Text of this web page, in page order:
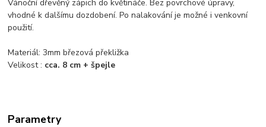
Vánoční dřevěný zápich do květináče. Bez povrchové úpravy,
vhodné k dalšímu dozdobení. Po nalakování je možné i venkovní
použití.
Materiál: 3mm březová překližka
Velikost : cca. 8 cm + špejle
Parametry